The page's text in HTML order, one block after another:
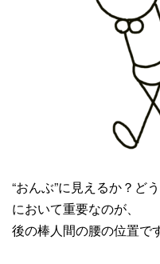
“おんぶ”に見えるか？ど
において重要なのが、
後の棒人間の腰の位置です